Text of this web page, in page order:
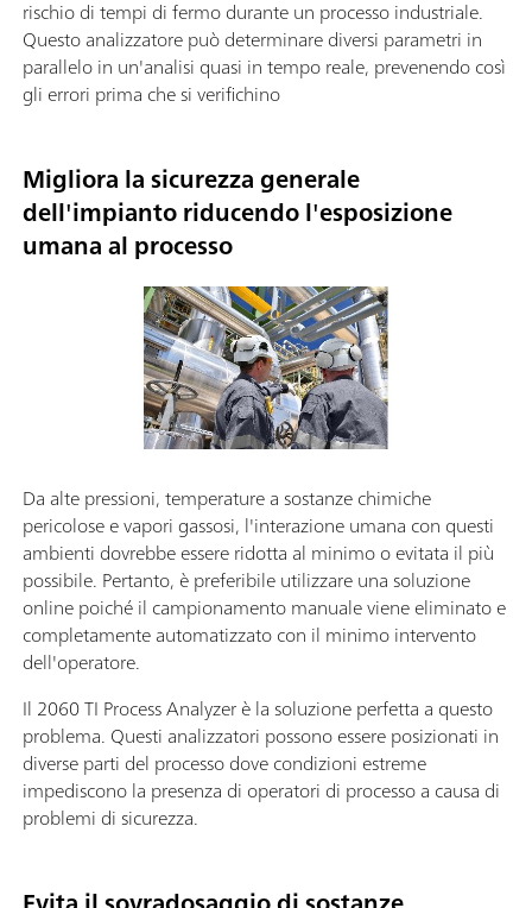
rischio di tempi di fermo durante un processo industriale.
Questo analizzatore può determinare diversi parametri in
parallelo in un'analisi quasi in tempo reale, prevenendo così
gli errori prima che si verifichino
Migliora la sicurezza generale
dell'impianto riducendo l'esposizione
umana al processo
Da alte pressioni, temperature a sostanze chimiche
pericolose e vapori gassosi, l'interazione umana con questi
ambienti dovrebbe essere ridotta al minimo o evitata il più
possibile. Pertanto, è preferibile utilizzare una soluzione
online poiché il campionamento manuale viene eliminato e
completamente automatizzato con il minimo intervento
dell'operatore.
Il 2060 TI Process Analyzer è la soluzione perfetta a questo
problema. Questi analizzatori possono essere posizionati in
diverse parti del processo dove condizioni estreme
impediscono la presenza di operatori di processo a causa di
problemi di sicurezza.